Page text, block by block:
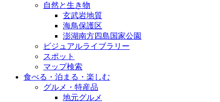
自然と生き物
玄武岩地質
海鳥保護区
澎湖南方四島国家公園
ビジュアルライブラリー
スポット
マップ検索
食べる・泊まる・楽しむ
グルメ・特産品
地元グルメ